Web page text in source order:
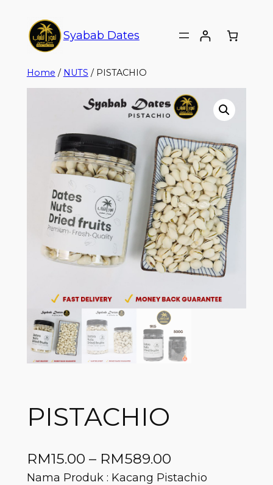
Syabab Dates
Home / NUTS / PISTACHIO
PISTACHIO
RM15.00 – RM589.00
Nama Produk : Kacang Pistachio